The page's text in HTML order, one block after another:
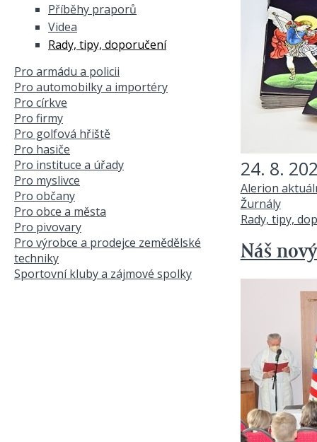
24. 8.
Alerion
Žurnály
Rady, tipy,
Náš
Příběhy praporů
Videa
Rady, tipy, doporučení
Pro armádu a policii
Pro automobilky a importéry
Pro církve
Pro firmy
Pro golfová hřiště
Pro hasiče
Pro instituce a úřady
Pro myslivce
Pro občany
Pro obce a města
Pro pivovary
Pro výrobce a prodejce zemědělské
techniky
Sportovní kluby a zájmové spolky